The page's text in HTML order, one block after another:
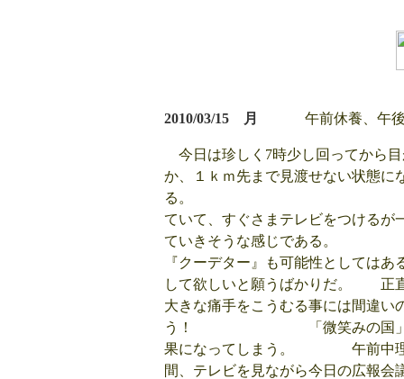
2010/03/15 月 午前休養、午後
今日は珍しく7時少し回ってから
か、１ｋｍ先まで見渡せない状態に
る。 昨日のス
ていて、すぐさまテレビをつけるが
ていきそうな感
『クーデター』も可能性としては
して欲しいと願うばかりだ。 正
大きな痛手をこうむる事には間違い
う！ 「微笑みの国」と言わ
果になってしまう。 午前中理恵
間、テレビを見ながら今日の広報会